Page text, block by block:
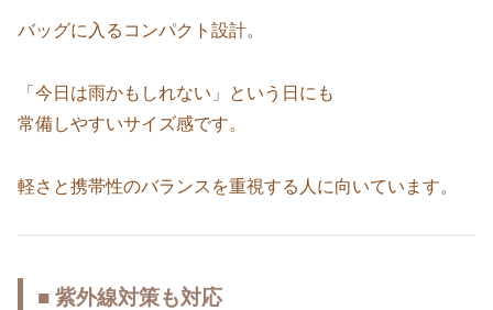
バッグに入るコンパクト設計。
「今日は雨かもしれない」という日にも
常備しやすいサイズ感です。
軽さと携帯性のバランスを重視する人に向いています。
■ 紫外線対策も対応